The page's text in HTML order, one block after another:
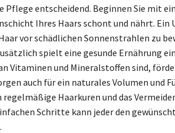
Pflege entscheidend. Beginnen Sie mit
Ihres Haars schont und nährt. Ein
vor schädlichen Sonnenstrahlen zu
spielt eine gesunde Ernährung
Vitaminen und Mineralstoffen sind,
auch für ein naturales Volumen und
Haarkuren und das
Schritte kann jeder den